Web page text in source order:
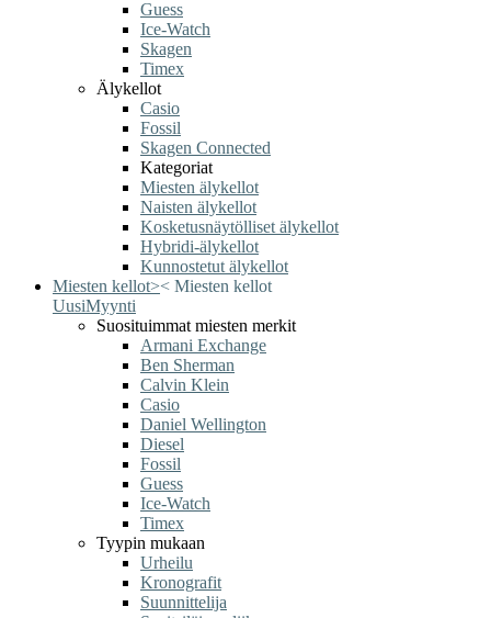
Guess
Ice-Watch
Skagen
Timex
Älykellot
Casio
Fossil
Skagen Connected
Kategoriat
Miesten älykellot
Naisten älykellot
Kosketusnäytölliset älykellot
Hybridi-älykellot
Kunnostetut älykellot
Miesten kellot>< Miesten kellot
UusiMyynti
Suosituimmat miesten merkit
Armani Exchange
Ben Sherman
Calvin Klein
Casio
Daniel Wellington
Diesel
Fossil
Guess
Ice-Watch
Timex
Tyypin mukaan
Urheilu
Kronografit
Suunnittelija